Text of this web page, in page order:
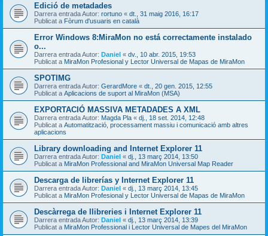
Edició de metadades
Darrera entrada Autor: rortuno « dt., 31 maig 2016, 16:17
Publicat a Fòrum d'usuaris en català
Error Windows 8:MiraMon no está correctamente instalado
o...
Darrera entrada Autor: Daniel « dv., 10 abr. 2015, 19:53
Publicat a MiraMon Profesional y Lector Universal de Mapas de MiraMon
SPOTIMG
Darrera entrada Autor: GerardMore « dt., 20 gen. 2015, 12:55
Publicat a Aplicacions de suport al MiraMon (MSA)
EXPORTACIÓ MASSIVA METADADES A XML
Darrera entrada Autor: Magda Pla « dj., 18 set. 2014, 12:48
Publicat a Automatització, processament massiu i comunicació amb altres
aplicacions
Library downloading and Internet Explorer 11
Darrera entrada Autor: Daniel « dj., 13 març 2014, 13:50
Publicat a MiraMon Professional and MiraMon Universal Map Reader
Descarga de librerías y Internet Explorer 11
Darrera entrada Autor: Daniel « dj., 13 març 2014, 13:45
Publicat a MiraMon Profesional y Lector Universal de Mapas de MiraMon
Descàrrega de llibreries i Internet Explorer 11
Darrera entrada Autor: Daniel « dj., 13 març 2014, 13:39
Publicat a MiraMon Professional i Lector Universal de Mapes del MiraMon